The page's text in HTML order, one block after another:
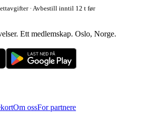
· Avbestill inntil 12 t før
Ett medlemskap. Oslo, Norge.
Om ossFor partnere